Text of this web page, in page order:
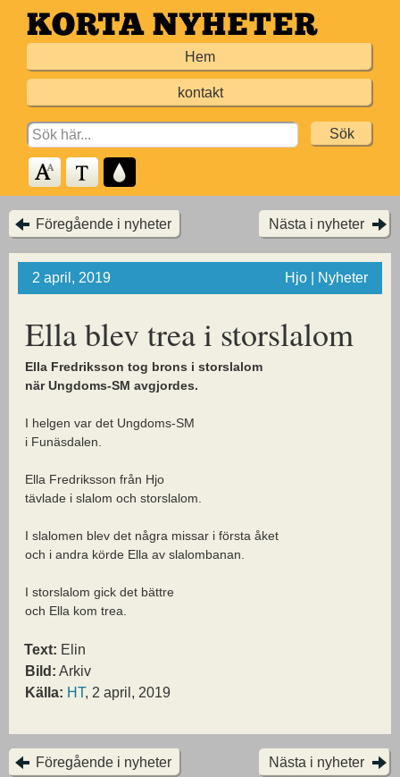
Hoppa
till
Hem
kontakt
Search
for:
Föregående i nyheter Nästa i nyheter
2 april, 2019 Hjo | Nyheter
Ella blev trea i storslalom
Ella Fredriksson tog brons i storslalom
när Ungdoms-SM avgjordes.
I helgen var det Ungdoms-SM
i Funäsdalen.
Ella Fredriksson från Hjo
tävlade i slalom och storslalom.
I slalomen blev det några missar i första åket
och i andra körde Ella av slalombanan.
I storslalom gick det bättre
och Ella kom trea.
Text: Elin
Bild: Arkiv
Källa: HT, 2 april, 2019
Föregående i nyheter Nästa i nyheter